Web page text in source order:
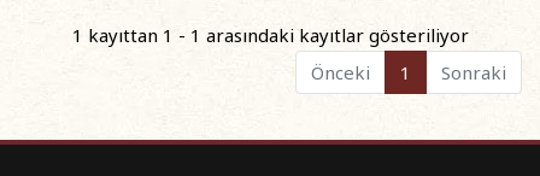
1 kayıttan 1 - 1 arasındaki kayıtlar gösteriliyor
Önceki
1 Sonraki